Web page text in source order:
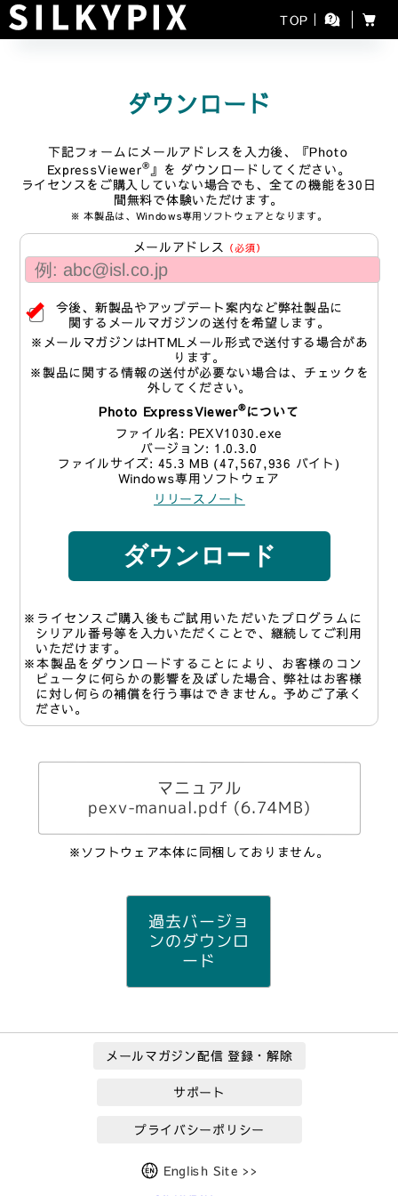
TOP
ダウンロード
下記フォームにメールアドレスを入力後、『Photo
ExpressViewer® 』を ダウンロードしてください。
ライセンスをご購入していない場合でも、全ての機能を30日
間無料で体験いただけます。
※ 本製品は、Windows専用ソフトウェアとなります。
メールアドレス （必須）
今後、新製品やアップデート案内など弊社製品に
関するメールマガジンの送付を希望します。
※メールマガジンはHTMLメール形式で送付する場合があ
ります。
※製品に関する情報の送付が必要ない場合は、チェックを
外してください。
Photo ExpressViewer®について
ファイル名: PEXV1030.exe
バージョン: 1.0.3.0
ファイルサイズ: 45.3 MB (47,567,936 バイト)
Windows専用ソフトウェア
リリースノート
ダウンロード
ライセンスご購入後もご試用いただいたプログラムに
シリアル番号等を入力いただくことで、継続してご利用
いただけます。
本製品をダウンロードすることにより、お客様のコン
ピュータに何らかの影響を及ぼした場合、弊社はお客様
に対し何らの補償を行う事はできません。予めご了承く
ださい。
マニュアル
pexv-manual.pdf (6.74MB)
※ソフトウェア本体に同梱しておりません。
過去バージョ
ンのダウンロ
ード
メールマガジン配信 登録・解除
サポート
プライバシーポリシー
English Site >>